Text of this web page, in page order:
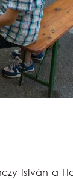
István a